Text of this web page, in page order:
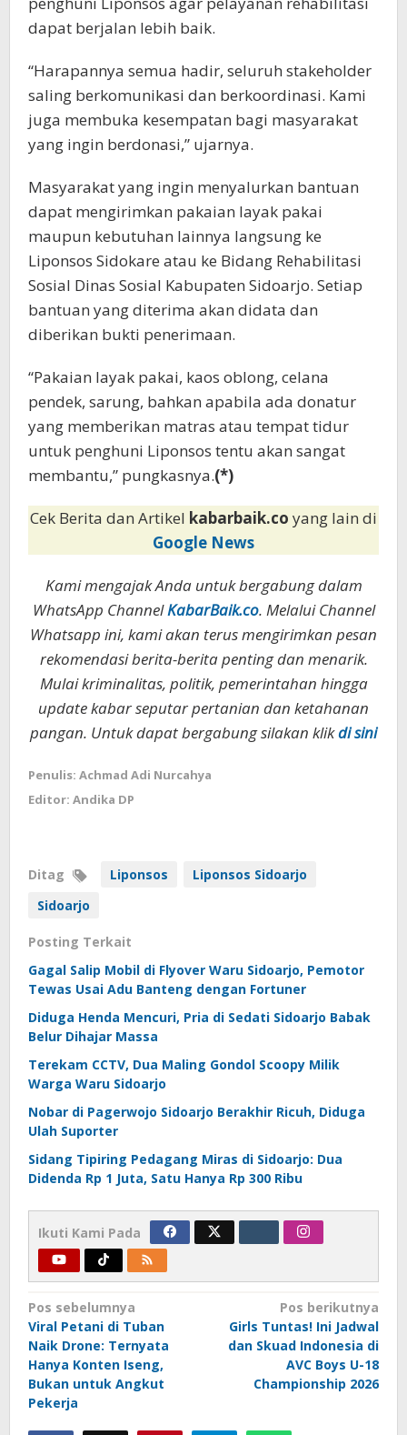
dapat berjalan lebih baik.
“Harapannya semua hadir, seluruh stakeholder
saling berkomunikasi dan berkoordinasi. Kami
juga membuka kesempatan bagi masyarakat
yang ingin berdonasi,” ujarnya.
Masyarakat yang ingin menyalurkan bantuan
dapat mengirimkan pakaian layak pakai
maupun kebutuhan lainnya langsung ke
Liponsos Sidokare atau ke Bidang Rehabilitasi
Sosial Dinas Sosial Kabupaten Sidoarjo. Setiap
bantuan yang diterima akan didata dan
diberikan bukti penerimaan.
“Pakaian layak pakai, kaos oblong, celana
pendek, sarung, bahkan apabila ada donatur
yang memberikan matras atau tempat tidur
untuk penghuni Liponsos tentu akan sangat
membantu,” pungkasnya.(*)
Cek Berita dan Artikel kabarbaik.co yang lain di
Google News
Kami mengajak Anda untuk bergabung dalam
WhatsApp ChannelKabarBaik.co. Melalui Channel
Whatsapp ini, kami akan terus mengirimkan pesan
rekomendasi berita-berita penting dan menarik.
Mulai kriminalitas, politik, pemerintahan hingga
update kabar seputar pertanian dan ketahanan
pangan. Untuk dapat bergabung silakan klikdi sini
Penulis: Achmad Adi Nurcahya
Editor: Andika DP
Ditag Liponsos
Liponsos Sidoarjo
Sidoarjo
Posting Terkait
Gagal Salip Mobil di Flyover Waru Sidoarjo, Pemotor
Tewas Usai Adu Banteng dengan Fortuner
Diduga Henda Mencuri, Pria di Sedati Sidoarjo Babak
Belur Dihajar Massa
Terekam CCTV, Dua Maling Gondol Scoopy Milik
Warga Waru Sidoarjo
Nobar di Pagerwojo Sidoarjo Berakhir Ricuh, Diduga
Ulah Suporter
Sidang Tipiring Pedagang Miras di Sidoarjo: Dua
Didenda Rp 1 Juta, Satu Hanya Rp 300 Ribu
Ikuti Kami Pada
Navigasi
pos
Pos sebelumnya
Viral Petani di Tuban
Naik Drone: Ternyata
Hanya Konten Iseng,
Bukan untuk Angkut
Pekerja
Pos berikutnya
Girls Tuntas! Ini Jadwal
dan Skuad Indonesia di
AVC Boys U-18
Championship 2026